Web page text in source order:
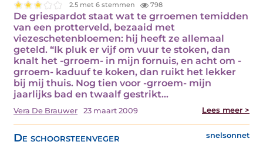
2.5 met 6 stemmen 798
De griespardot staat wat te grroemen temidden
van een protterveld, bezaaid met
viezeschetenbloemen: hij heeft ze allemaal
geteld. “Ik pluk er vijf om vuur te stoken, dan
knalt het -grroem- in mijn fornuis, en acht om -
grroem- kaduuf te koken, dan ruikt het lekker
bij mij thuis. Nog tien voor -grroem- mijn
jaarlijks bad en twaalf gestrikt…
Vera De Brauwer 23 maart 2009 Lees meer >
De schoorsteenveger snelsonnet